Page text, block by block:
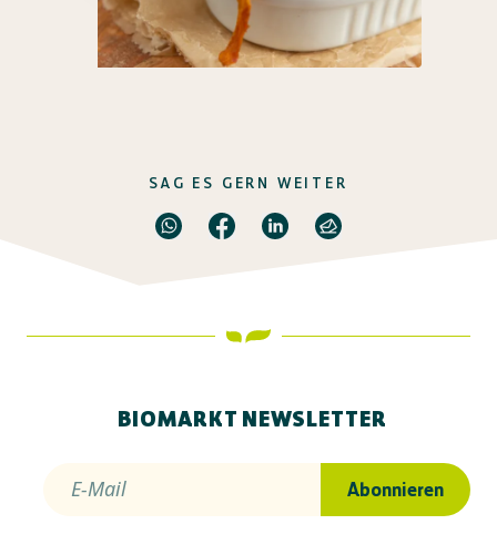
SAG ES GERN WEITER
BIOMARKT NEWSLETTER
E-Mail Abonnieren